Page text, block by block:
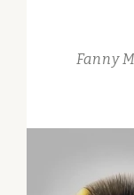
Fanny